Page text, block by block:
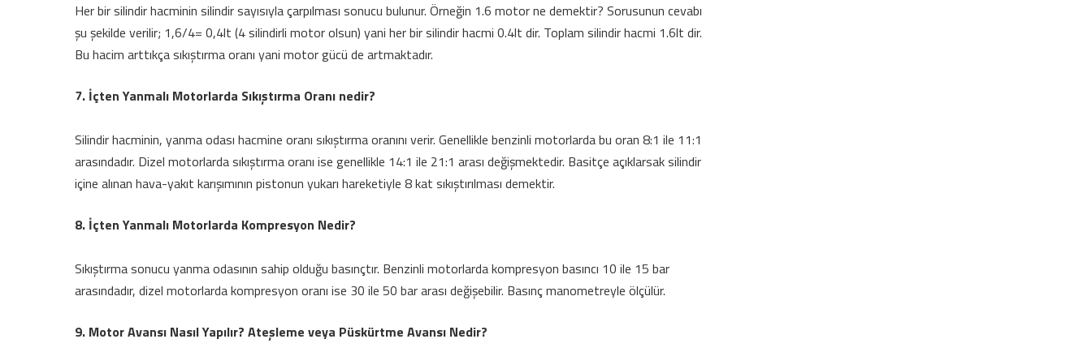
Her bir silindir hacminin silindir sayısıyla çarpılması sonucu bulunur. Örneğin 1.6 motor ne demektir? Sorusunun cevabı
şu şekilde verilir; 1,6/4= 0,4lt (4 silindirli motor olsun) yani her bir silindir hacmi 0.4lt dir. Toplam silindir hacmi 1.6lt dir.
Bu hacim arttıkça sıkıştırma oranı yani motor gücü de artmaktadır.
7. İçten Yanmalı Motorlarda Sıkıştırma Oranı nedir?
Silindir hacminin, yanma odası hacmine oranı sıkıştırma oranını verir. Genellikle benzinli motorlarda bu oran 8:1 ile 11:1
arasındadır. Dizel motorlarda sıkıştırma oranı ise genellikle 14:1 ile 21:1 arası değişmektedir. Basitçe açıklarsak silindir
içine alınan hava-yakıt karışımının pistonun yukarı hareketiyle 8 kat sıkıştırılması demektir.
8. İçten Yanmalı Motorlarda Kompresyon Nedir?
Sıkıştırma sonucu yanma odasının sahip olduğu basınçtır. Benzinli motorlarda kompresyon basıncı 10 ile 15 bar
arasındadır, dizel motorlarda kompresyon oranı ise 30 ile 50 bar arası değişebilir. Basınç manometreyle ölçülür.
9. Motor Avansı Nasıl Yapılır? Ateşleme veya Püskürtme Avansı Nedir?